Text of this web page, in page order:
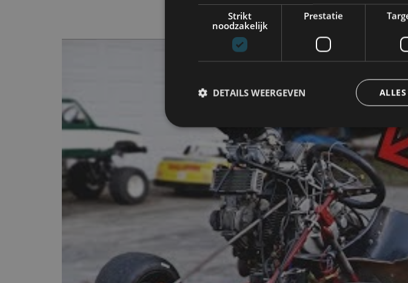
Strikt
noodzakelijk
Prestatie
DETAILS WEERGEVEN
Strikt noodzakelijk Prestatie
Strikt noodzakelijke cookies maken de kernfunctionaliteiten
accountbeheer. De website kan niet goed worden gebruikt
Naam
Aanbieder/
Domein
Vervaldatum
cf_clearance
Cloudflare,
Inc.
.autorai.nl
1 jaar
te